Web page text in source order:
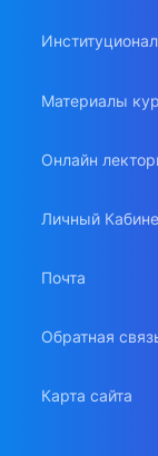
Материалы
Онлайн
Личный
Почта
Обратная
Карта сайта